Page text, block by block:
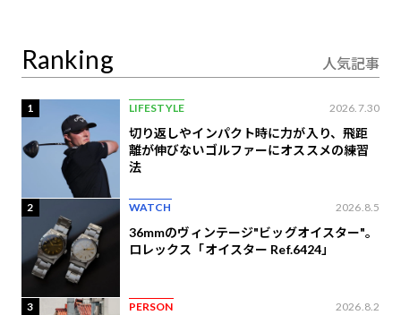
Ranking 人気記事
1 LIFESTYLE 2026.7.30
切り返しやインパクト時に力が入り、飛距
離が伸びないゴルファーにオススメの練習
法
2 WATCH 2026.8.5
36mmのヴィンテージ"ビッグオイスター"。
ロレックス「オイスター Ref.6424」
3 PERSON 2026.8.2